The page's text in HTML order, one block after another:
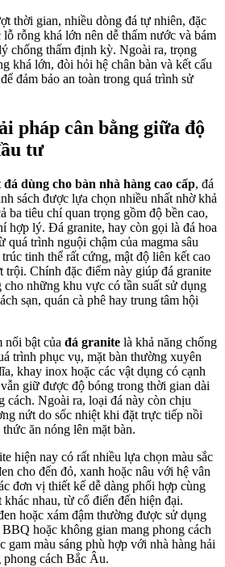
thời gian, nhiều dòng đá tự nhiên, đặc
rỗng khá lớn nên dễ thấm nước và bám
chống thấm định kỳ. Ngoài ra, trọng
khá lớn, đòi hỏi hệ chân bàn và kết cấu
đảm bảo an toàn trong quá trình sử
pháp cân bằng giữa độ
tư
đá dùng cho bàn nhà hàng cao cấp, đá
sách được lựa chọn nhiều nhất nhờ khả
ba tiêu chí quan trọng gồm độ bền cao,
hợp lý. Đá granite, hay còn gọi là đá hoa
quá trình nguội chậm của magma sâu
tinh thể rất cứng, mật độ liên kết cao
Chính đặc điểm này giúp đá granite
những khu vực có tần suất sử dụng
sạn, quán cà phê hay trung tâm hội
bật của đá granite là khả năng chống
trình phục vụ, mặt bàn thường xuyên
khay inox hoặc các vật dụng có cạnh
giữ được độ bóng trong thời gian dài
cách. Ngoài ra, loại đá này còn chịu
nứt do sốc nhiệt khi đặt trực tiếp nồi
ăn nóng lên mặt bàn.
hiện nay có rất nhiều lựa chọn màu sắc
cho đến đỏ, xanh hoặc nâu với hệ vân
đơn vị thiết kế dễ dàng phối hợp cùng
nhau, từ cổ điển đến hiện đại.
hoặc xám đậm thường được sử dụng
hoặc không gian mang phong cách
gam màu sáng phù hợp với nhà hàng hải
phong cách Bắc Âu.